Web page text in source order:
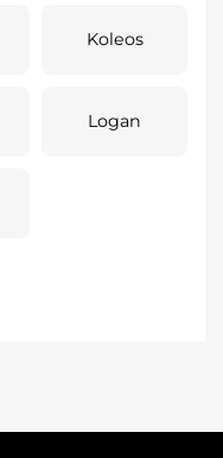
Koleos
Logan